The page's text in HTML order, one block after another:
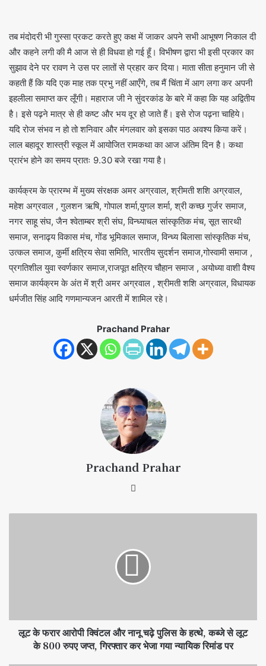
तब मंदोदरी भी गुस्सा प्रकट करते हुए कक्ष में जाकर अपने सभी आभूषण निकाल दी
और कहने लगी की मै आज से ही विधवा हो गई हूँ। विभीषण द्वारा भी इसी प्रकार का
सुझाव देने पर रावण ने उस पर लातों से प्रहार कर दिया। माता सीता हनुमान जी से
कहती हैं कि यदि एक माह तक प्रभु नहीं आएँगे, तब मैं चिंता में आग लगा कर अपनी
इहलीला समाप्त कर लूँगी। महाराज जी ने सुंदरकांड के बारे में कहा कि यह अद्वितीय
है। इसे पढ़ने मात्र से ही कष्ट और भय दूर हो जाते हैं। इसे रोज पढ़ना चाहिये।
यदि रोज संभव न हो तो शनिवार और मंगलवार को इसका पाठ अवश्य किया करें।
लाल बहादूर शास्त्री स्कूल में आयोजित रामकथा का आज अंतिम दिन है। कथा
प्रारंभ होने का समय प्रातः 9.30 बजे रखा गया है।
कार्यक्रम के प्रारम्भ में मुख्य संरक्षक अमर अग्रवाल, श्रीमती शशि अग्रवाल,
महेश अग्रवाल , गुलशन ऋषि, गोपाल शर्मा,युगल शर्मा, श्री कच्छ गुर्जर समाज,
नगर साहू संघ, जैन श्वेताम्बर श्री संघ, विन्ध्याचल सांस्कृतिक मंच, सूत सारथी
समाज, सनाढ्य विकास मंच, गोंड भूमिकाल समाज, विन्ध्य बिलासा सांस्कृतिक मंच,
उत्कल समाज, कुर्मी क्षत्रिय सेवा समिति, भारतीय सुदर्शन समाज,गोस्वामी समाज ,
प्रगतिशील युवा स्वर्णकार समाज,राजपूत क्षत्रिय चौहान समाज , अयोध्या वाशी वैश्य
समाज कार्यक्रम के अंत में श्री अमर अग्रवाल , श्रीमती शशि अग्रवाल, विधायक
धर्मजीत सिंह आदि गणमान्यजन आरती में शामिल रहे।
Prachand Prahar
Prachand Prahar
लूट के फरार आरोपी क्विंटल और नानू चढ़े पुलिस के हत्थे, कब्जे से लूट
के 800 रुपए जप्त, गिरफ्तार कर भेजा गया न्यायिक रिमांड पर